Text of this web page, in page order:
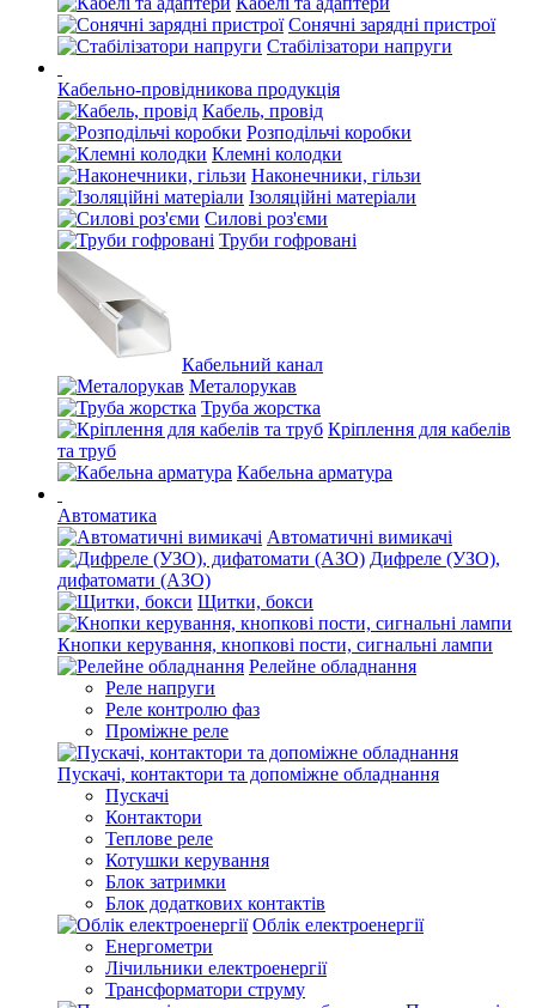
Сонячні зарядні пристрої
Стабілізатори напруги
Кабельно-провідникова продукція
Кабель, провід
Розподільчі коробки
Клемні колодки
Наконечники, гільзи
Ізоляційні матеріали
Силові роз'єми
Труби гофровані
Кабельний канал
Металорукав
Труба жорстка
Кріплення для кабелів
та труб
Кабельна арматура
Автоматика
Автоматичні вимикачі
Дифреле (УЗО),
дифатомати (АЗО)
Щитки, бокси
Кнопки керування, кнопкові пости, сигнальні лампи
Релейне обладнання
Реле напруги
Реле контролю фаз
Проміжне реле
Пускачі, контактори та допоміжне обладнання
Пускачі
Контактори
Теплове реле
Котушки керування
Блок затримки
Блок додаткових контактів
Облік електроенергії
Енергометри
Лічильники електроенергії
Трансформатори струму